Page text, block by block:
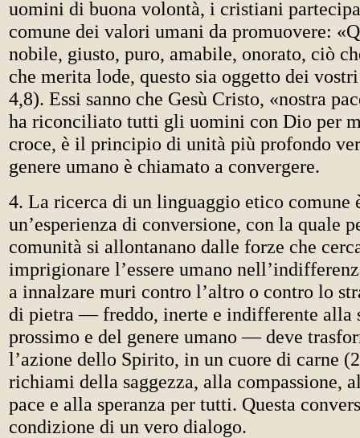
uomini di buona volontà, i cristiani
comune dei valori umani da promuovere:
nobile, giusto, puro, amabile, onorato, ciò
che merita lode, questo sia oggetto dei
4,8). Essi sanno che Gesù Cristo, «nostra
ha riconciliato tutti gli uomini con Dio per
croce, è il principio di unità più profondo
genere umano è chiamato a convergere.
4. La ricerca di un linguaggio etico comune
un’esperienza di conversione, con la quale
comunità si allontanano dalle forze che
imprigionare l’essere umano
a innalzare muri contro l’altro o contro lo
di pietra — freddo, inerte e indifferente alla
prossimo e del genere umano — deve
l’azione dello Spirito, in un cuore di carne
richiami della saggezza, alla compassione,
pace e alla speranza per tutti. Questa
condizione di un vero dialogo.